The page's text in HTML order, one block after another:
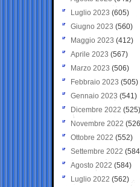
Luglio 2023 (605)
Giugno 2023 (560)
Maggio 2023 (412)
Aprile 2023 (567)
Marzo 2023 (506)
Febbraio 2023 (505)
Gennaio 2023 (541)
Dicembre 2022 (525)
Novembre 2022
Ottobre 2022 (552)
Settembre 2022
Agosto 2022 (584)
Luglio 2022 (562)